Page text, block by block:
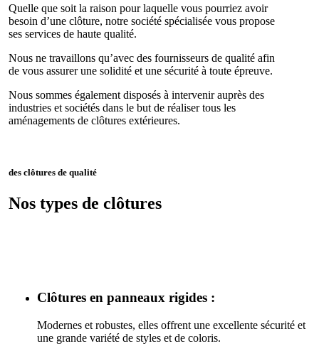
Quelle que soit la raison pour laquelle vous pourriez avoir
besoin d’une clôture, notre société spécialisée vous propose
ses services de haute qualité.
Nous ne travaillons qu’avec des fournisseurs de qualité afin
de vous assurer une solidité et une sécurité à toute épreuve.
Nous sommes également disposés à intervenir auprès des
industries et sociétés dans le but de réaliser tous les
aménagements de clôtures extérieures.
des clôtures de qualité
Nos types de clôtures
Clôtures en panneaux rigides :
Modernes et robustes, elles offrent une excellente sécurité et
une grande variété de styles et de coloris.